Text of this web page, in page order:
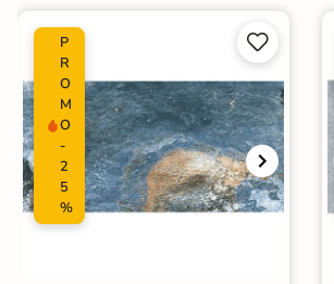
P
R
O
M
O
-
2
5
%

